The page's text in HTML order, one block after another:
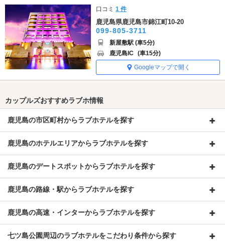
口コミ1 件
鹿児島県鹿児島市錦江町10-20
099-805-3711
新屋敷駅 (車5分)
鹿児島IC (車15分)
Googleマップで開く
カップルズおすすめラブホ情報
鹿児島の市区町村からラブホテルを探す
鹿児島のホテルエリアからラブホテルを探す
鹿児島のデートスポットからラブホテルを探す
鹿児島の路線・駅からラブホテルを探す
鹿児島の高速・インターからラブホテルを探す
七ツ島公園周辺のラブホテルをこだわり条件から探す